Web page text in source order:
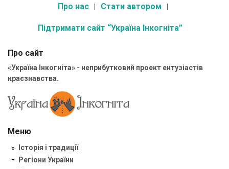
Про нас Стати автором
Підтримати сайт “Україна Інкогніта”
Про сайт
«Україна Інкогніта» - неприбутковий проект ентузіастів
краєзнавства.
Меню
Історія і традиції
Регіони України